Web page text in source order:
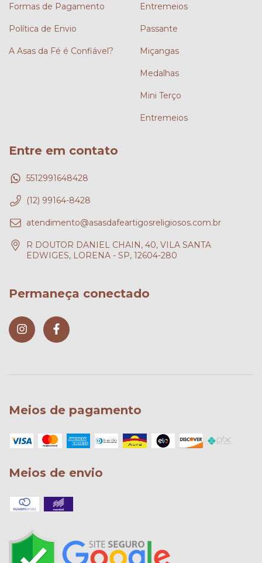
Formas de Pagamento
Política de Envio
A Asas da Fé é Confiável?
Entremeios
Passante
Miçangas
Medalhas
Mini Terço
Entremeios
Entre em contato
5512991648428
(12) 99164-8428
atendimento@asasdafeartigosreligiosos.com.br
R DOUTOR DANIEL CHAIN, 40, VILA SANTA
EDWIGES, LORENA - SP, 12604-280
Permaneça conectado
Meios de pagamento
Meios de envio